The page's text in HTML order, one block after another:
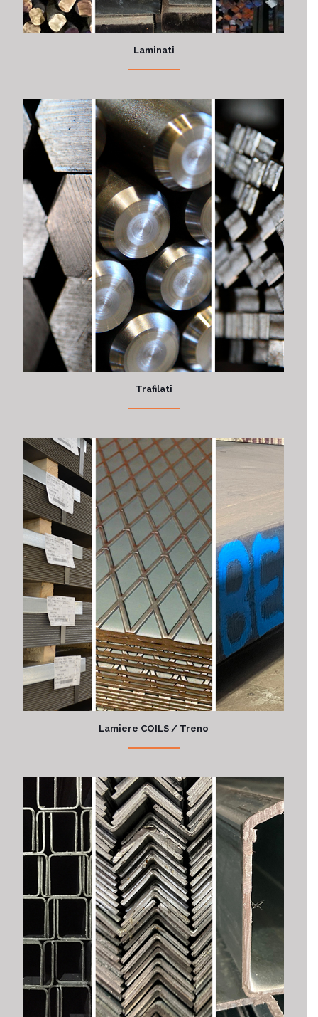
Laminati
Trafilati
Lamiere COILS / Treno